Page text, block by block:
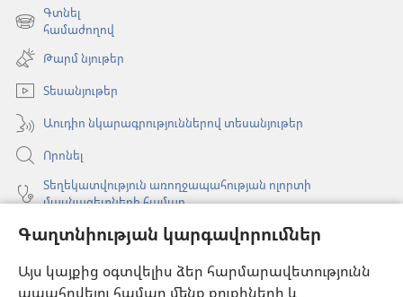
Գաղտնիության կարգավորումներ
Այս կայքից օգտվելիս ձեր հարմարավետությունն
ապահովելու համար մենք քուքիների և
նոր
պատուհան)
Գտնել
համաժողով
(բացվում
նոր
պատուհան)
Թարմ նյութեր
Տեսանյութեր
Աուդիո նկարագրություններով տեսանյութեր
Որոնել
Տեղեկատվություն առողջապահության ոլորտի
մասնագետների համար
Գլոբալ հաղորդակցություն
Օգնություն